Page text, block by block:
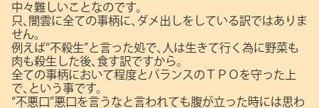
中々難しいことなのです。
只､闇雲に全ての事柄に､ダメ出しをしている訳ではありま
せん。
例えば“不殺生”と言った処で､人は生きて行く為に野菜も
肉も殺生した後､食す訳ですから。
全ての事柄において程度とバランスのＴＰＯを守った上
で､という事です。
“不悪口”悪口を言うなと言われても腹が立った時には思わ